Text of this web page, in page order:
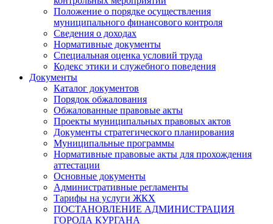
Положение о порядке осуществления
муниципального финансового контроля
Сведения о доходах
Нормативные документы
Специальная оценка условий труда
Кодекс этики и служебного поведения
Документы
Каталог документов
Порядок обжалования
Обжалованные правовые акты
Проекты муниципальных правовых актов
Документы стратегического планирования
Муниципальные программы
Нормативные правовые акты для прохождения
аттестации
Основные документы
Административные регламенты
Тарифы на услуги ЖКХ
ПОСТАНОВЛЕНИЕ АДМИНИСТРАЦИЯ
ГОРОДА КУРГАНА